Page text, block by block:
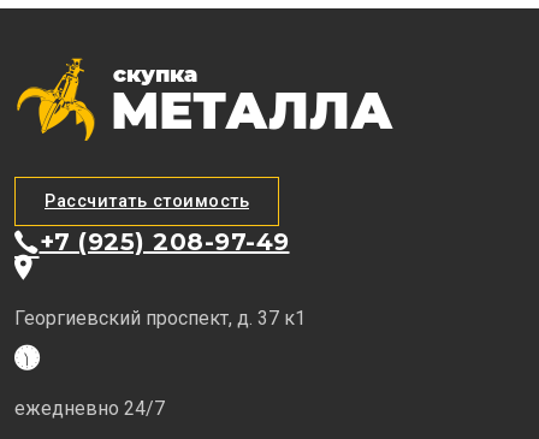
Рассчитать стоимость
+7 (925) 208-97-49
Георгиевский проспект, д. 37 к1
ежедневно 24/7